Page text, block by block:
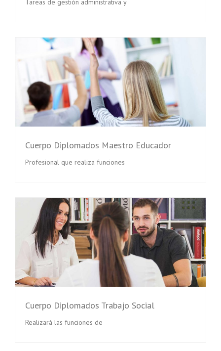
Tareas de gestión administrativa y
Cuerpo Diplomados Maestro Educador
Profesional que realiza funciones
Cuerpo Diplomados Trabajo Social
Realizará las funciones de